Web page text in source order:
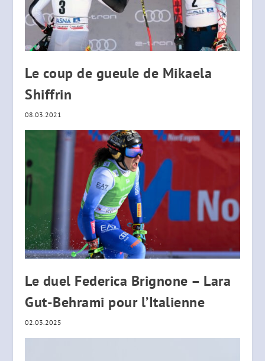
Le coup de gueule de Mikaela
Shiffrin
08.03.2021
Le duel Federica Brignone – Lara
Gut-Behrami pour l’Italienne
02.03.2025